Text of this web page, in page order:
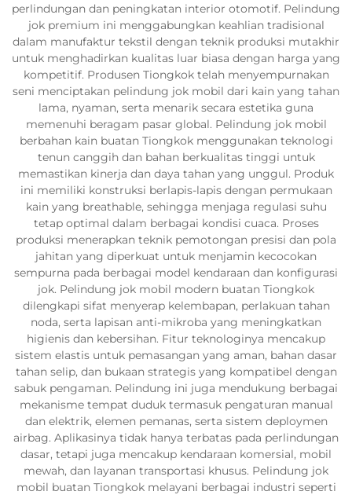
perlindungan dan peningkatan interior otomotif. Pelindung
jok premium ini menggabungkan keahlian tradisional
dalam manufaktur tekstil dengan teknik produksi mutakhir
untuk menghadirkan kualitas luar biasa dengan harga yang
kompetitif. Produsen Tiongkok telah menyempurnakan
seni menciptakan pelindung jok mobil dari kain yang tahan
lama, nyaman, serta menarik secara estetika guna
memenuhi beragam pasar global. Pelindung jok mobil
berbahan kain buatan Tiongkok menggunakan teknologi
tenun canggih dan bahan berkualitas tinggi untuk
memastikan kinerja dan daya tahan yang unggul. Produk
ini memiliki konstruksi berlapis-lapis dengan permukaan
kain yang breathable, sehingga menjaga regulasi suhu
tetap optimal dalam berbagai kondisi cuaca. Proses
produksi menerapkan teknik pemotongan presisi dan pola
jahitan yang diperkuat untuk menjamin kecocokan
sempurna pada berbagai model kendaraan dan konfigurasi
jok. Pelindung jok mobil modern buatan Tiongkok
dilengkapi sifat menyerap kelembapan, perlakuan tahan
noda, serta lapisan anti-mikroba yang meningkatkan
higienis dan kebersihan. Fitur teknologinya mencakup
sistem elastis untuk pemasangan yang aman, bahan dasar
tahan selip, dan bukaan strategis yang kompatibel dengan
sabuk pengaman. Pelindung ini juga mendukung berbagai
mekanisme tempat duduk termasuk pengaturan manual
dan elektrik, elemen pemanas, serta sistem deploymen
airbag. Aplikasinya tidak hanya terbatas pada perlindungan
dasar, tetapi juga mencakup kendaraan komersial, mobil
mewah, dan layanan transportasi khusus. Pelindung jok
mobil buatan Tiongkok melayani berbagai industri seperti